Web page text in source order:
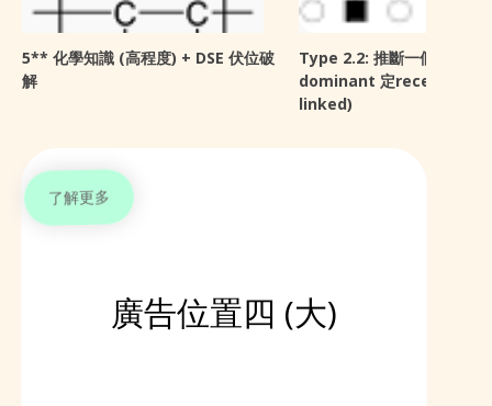
5** 化學知識 (高程度) + DSE 伏位破
解
Type 2.2: 推斷一個trait 係
dominant 定recessive
linked)
廣告位置四 (大)
了解更多